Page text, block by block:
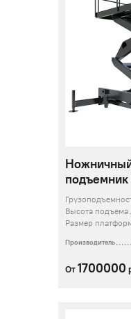
подъемник
Высота подъема
Размер
Производитель
От 1700000